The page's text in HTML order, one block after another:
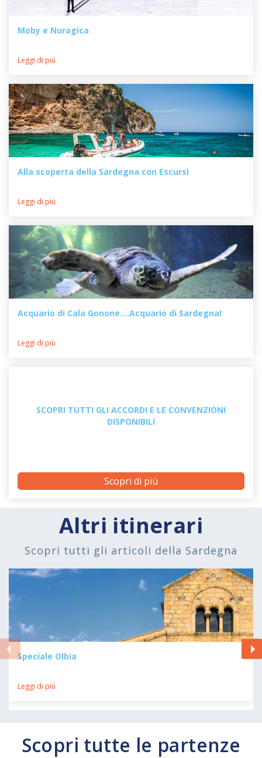
Moby e Nuragica
Leggi di più
Alla scoperta della Sardegna con Escursì
Leggi di più
Acquario di Cala Gonone....Acquario di Sardegna!
Leggi di più
SCOPRI TUTTI GLI ACCORDI E LE CONVENZIONI
DISPONIBILI
Scopri di più
Altri itinerari
Scopri tutti gli articoli della Sardegna
Speciale Olbia
Leggi di più
Scopri tutte le partenze